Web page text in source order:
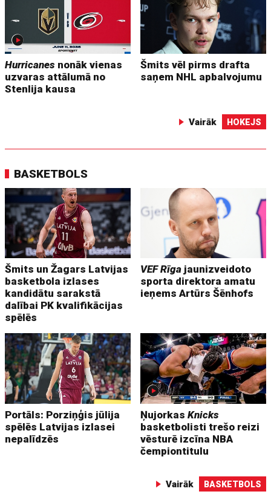
Hurricanes nonāk vienas
uzvaras attālumā no
Stenlija kausa
Šmits vēl pirms drafta
saņem NHL apbalvojumu
Vairāk HOKEJS
BASKETBOLS
Šmits un Žagars Latvijas
basketbola izlases
kandidātu sarakstā
dalībai PK kvalifikācijas
spēlēs
VEF Rīga jaunizveidoto
sporta direktora amatu
ieņems Artūrs Šēnhofs
Portāls: Porziņģis jūlija
spēlēs Latvijas izlasei
nepalīdzēs
ŅujorkasKnicks
basketbolisti trešo reizi
vēsturē izcīna NBA
čempiontitulu
Vairāk BASKETBOLS